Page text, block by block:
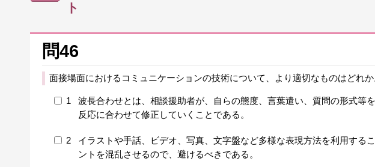
ト
問46
面接場面におけるコミュニケーションの技術について、より適切なものはどれか
1
波長合わせとは、相談援助者が、自らの態度、言葉遣い、質問の形式等
反応に合わせて修正していくことである。
2
イラストや手話、ビデオ、写真、文字盤など多様な表現方法を利用する
ントを混乱させるので、避けるべきである。